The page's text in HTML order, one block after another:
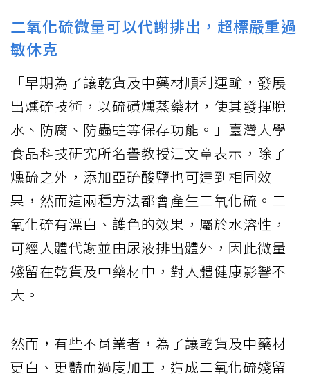
二氧化硫微量可以代謝排出，超標嚴重過
敏休克
「早期為了讓乾貨及中藥材順利運輸，發展
出燻硫技術，以硫磺燻蒸藥材，使其發揮脫
水、防腐、防蟲蛀等保存功能。」臺灣大學
食品科技研究所名譽教授江文章表示，除了
燻硫之外，添加亞硫酸鹽也可達到相同效
果，然而這兩種方法都會產生二氧化硫。二
氧化硫有漂白、護色的效果，屬於水溶性，
可經人體代謝並由尿液排出體外，因此微量
殘留在乾貨及中藥材中，對人體健康影響不
大。
然而，有些不肖業者，為了讓乾貨及中藥材
更白、更豔而過度加工，造成二氧化硫殘留